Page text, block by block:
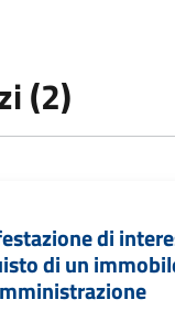
(2)
di
di un